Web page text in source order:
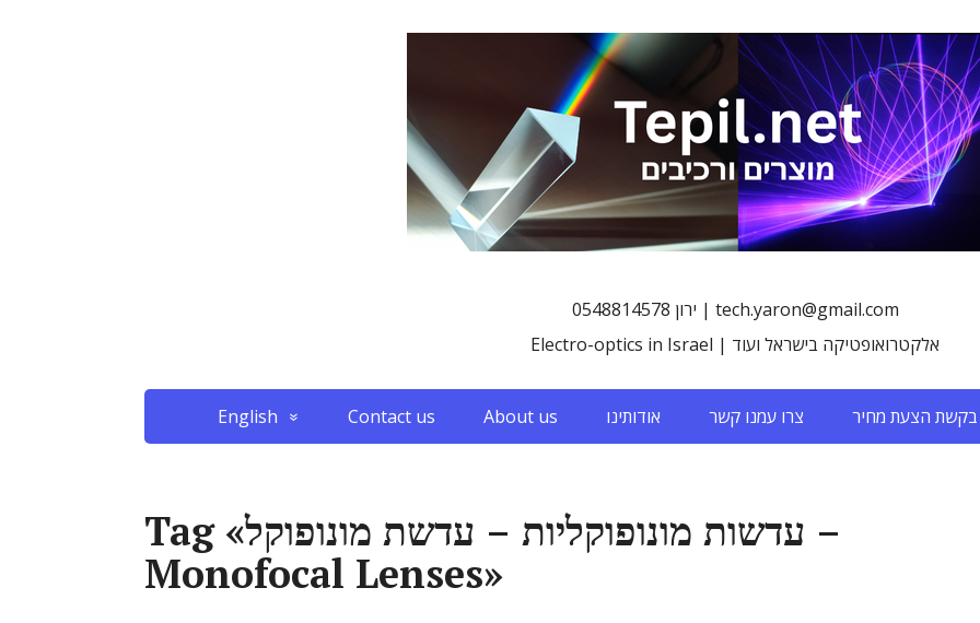
0548814578 ירון | tech.yaron@gmail.com
Electro-optics in Israel | אלקטרואופטיקה בישראל ועוד
English Contact us About us אודותינו צרו עמנו קשר בקשת הצעת מחיר
Tag «עדשות מונופוקליות – עדשת מונופוקל –
Monofocal Lenses»